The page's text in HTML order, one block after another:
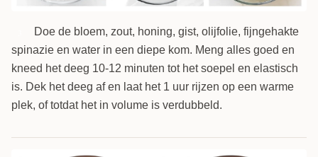
Doe de bloem, zout, honing, gist, olijfolie, fijngehakte
spinazie en water in een diepe kom. Meng alles goed en
kneed het deeg 10-12 minuten tot het soepel en elastisch
is. Dek het deeg af en laat het 1 uur rijzen op een warme
plek, of totdat het in volume is verdubbeld.